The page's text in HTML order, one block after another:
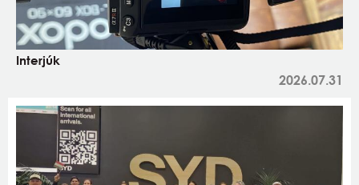
Interjúk
2026.07.31